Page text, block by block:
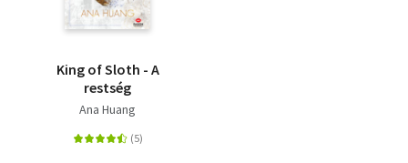
King of Sloth - A
restség
Ana Huang